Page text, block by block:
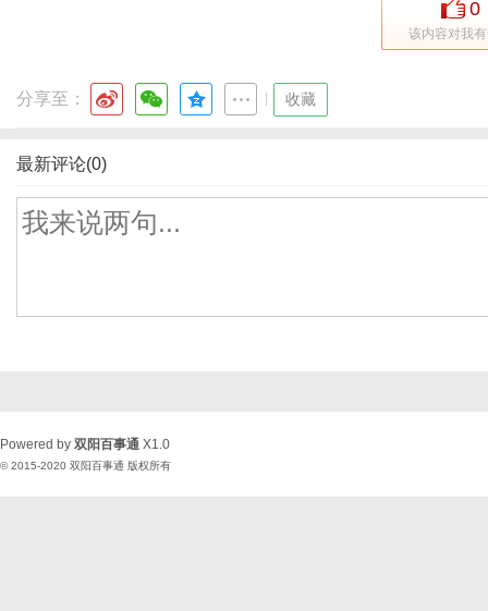
0
该内容对我
分享至： 收藏
最新评论(0)
Powered by 双阳百事通 X1.0
© 2015-2020 双阳百事通 版权所有